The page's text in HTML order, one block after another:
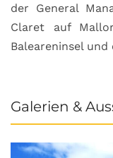
der General
Claret auf
Baleareninsel und
Galerien &